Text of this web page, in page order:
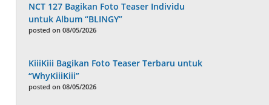
NCT 127 Bagikan Foto Teaser Individu
untuk Album “BLINGY”
posted on 08/05/2026
KiiiKiii Bagikan Foto Teaser Terbaru untuk
“WhyKiiiKiii”
posted on 08/05/2026